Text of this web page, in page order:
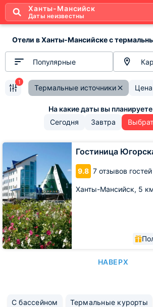
Ханты-Мансийск
Даты неизвестны
Отели в Ханты-Мансийске с
Популярные
Термальные источники Цена
1
Сегодня Завтра
Гостиница
9.8 7 отзывов гостей
Ханты-Мансийск, 5
Гостиница
Югорская
долина
НАВЕРХ
С бассейном Термальные курорты